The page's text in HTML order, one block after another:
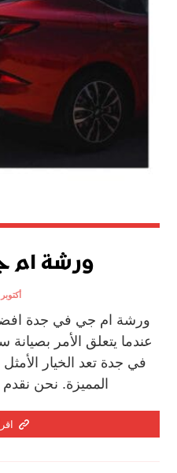
ورشة ام
أكتوبر ٦,
ورشة ام جي في جدة
عندما يتعلق الأمر
في جدة تعد الخيار
المميزة. نحن